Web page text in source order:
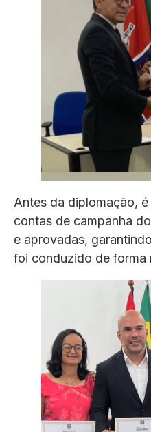
Antes da diplomação,
contas de campanha
e aprovadas,
foi conduzido de forma